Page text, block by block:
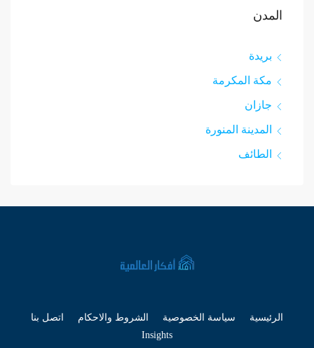
المدن
بريدة
مكة المكرمة
جازان
المدينة المنورة
الطائف
الرئيسية سياسة الخصوصية الشروط والاحكام
اتصل بنا
Insights